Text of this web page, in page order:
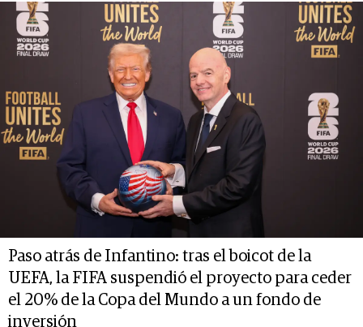
Paso atrás de Infantino: tras el boicot de la
UEFA, la FIFA suspendió el proyecto para ceder
el 20% de la Copa del Mundo a un fondo de
inversión